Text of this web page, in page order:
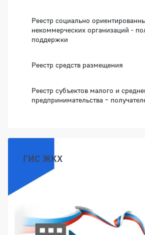
Реестр социально
некоммерческих организаций -
поддержки
Реестр средств размещения
Реестр субъектов малого и
предпринимательства –
ГИС ЖКХ